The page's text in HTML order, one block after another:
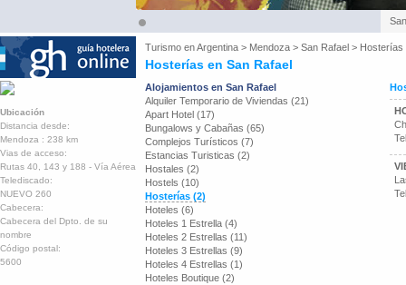
Turismo enArgentina > Mendoza > San Rafael > Hosterías
Hosterías en San Rafael
Ubicación
Distancia desde:
Mendoza : 238 km
Vias de acceso:
Rutas 40, 143 y 188 - Vía Aérea
Telediscado:
NUEVO 260
Cabecera:
Cabecera del Dpto. de su
nombre
Código postal:
5600
Alojamientos en San Rafael
Alquiler Temporario de Viviendas (21)
Apart Hotel (17)
Bungalows y Cabañas (65)
Complejos Turísticos (7)
Estancias Turisticas (2)
Hostales (2)
Hostels (10)
Hosterías (2)
Hoteles (6)
Hoteles 1 Estrella (4)
Hoteles 2 Estrellas (11)
Hoteles 3 Estrellas (9)
Hoteles 4 Estrellas (1)
Hoteles Boutique (2)